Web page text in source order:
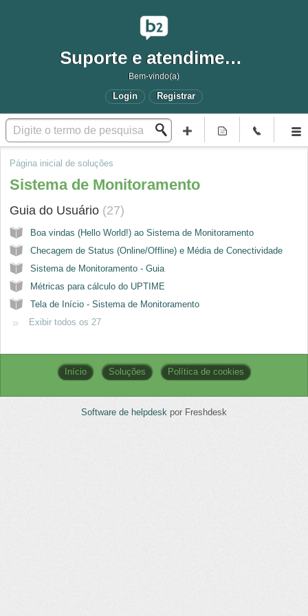
Suporte e atendimento
Bem-vindo(a)
Login Registrar
Página inicial de soluções
Sistema de Monitoramento
Guia do Usuário 27
Boa vindas (Hello World!) ao Sistema de Monitoramento
Checagem de Status (Online/Offline) e Média de Conectividade
Sistema de Monitoramento - Guia
Métricas para cálculo do UPTIME
Tela de Início - Sistema de Monitoramento
Exibir todos os 27
Início Soluções Política de cookies
Software de helpdesk por Freshdesk